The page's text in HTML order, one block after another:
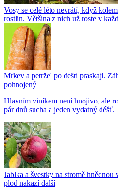
Vosy se celé léto nevrátí, když
rostlin. Většina z nich už roste v
Mrkev a petržel po dešti praskají.
pohnojený
Hlavním viníkem není hnojivo, ale
pár dnů sucha a jeden vydatný déšť.
Jablka a švestky na stromě
plod nakazí další